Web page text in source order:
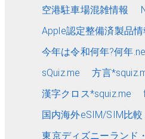
空港駐車場混雑情報
Apple認定整備済製品情
今年は令和何年?何年
sQuiz.me
方言
漢字クロス*squiz.me
国内海外eSIM/SIM比較
東京ディズニーランド